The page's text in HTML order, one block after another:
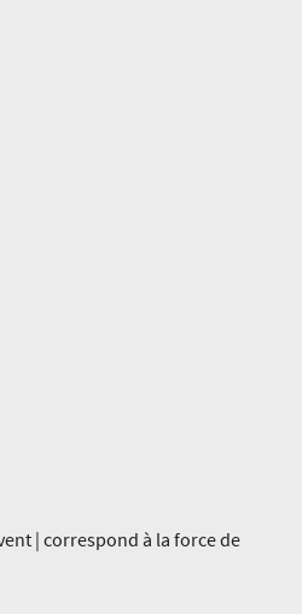
| correspond à la force de